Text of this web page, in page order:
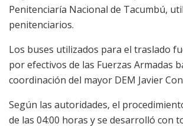
Penitenciaría Nacional de Tacumbú,
penitenciarios.
Los buses utilizados para el traslado
por efectivos de las Fuerzas Armadas
coordinación del mayor DEM Javier
Según las autoridades, el
de las 04:00 horas y se desarrolló con